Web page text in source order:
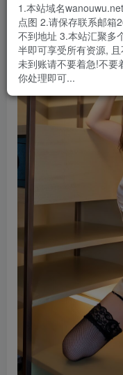
1.本站域名
点图 2.请保存联系邮箱
不到地址 3.本站汇聚多
半即可享受所有资源,
未到账请不要着急!不
你处理即可...